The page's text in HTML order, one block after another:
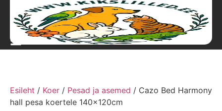
Esileht / Koer / Pesad ja asemed / Cazo Bed Harmony
hall pesa koertele 140x120cm